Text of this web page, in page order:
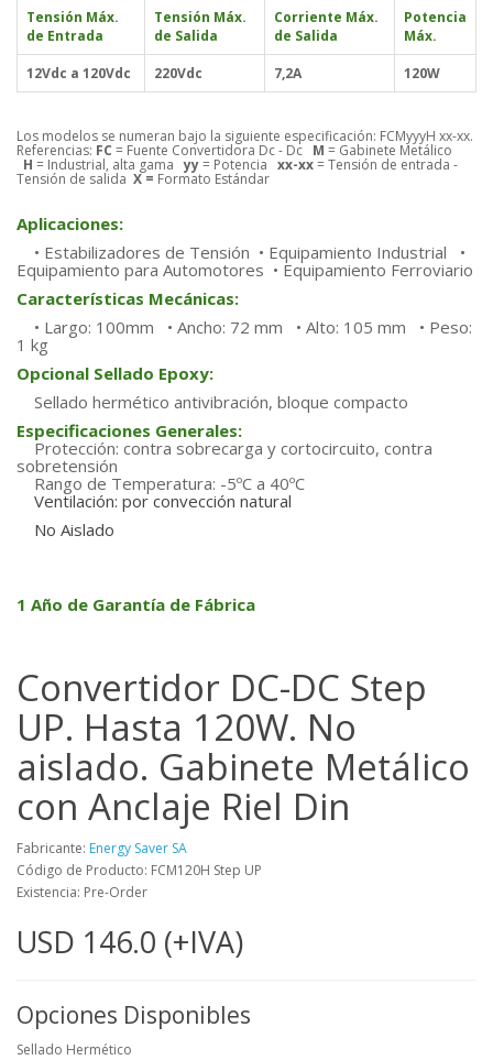
Tensión Máx.
de Entrada
Tensión Máx.
de Salida
Corriente Máx.
de Salida
Potencia
Máx.
12Vdc a 120Vdc
220Vdc 7,2A 120W
Los modelos se numeran bajo la siguiente especificación: FCMyyyH xx-xx.
Referencias: FC = Fuente Convertidora Dc - Dc M = Gabinete Metálico
H = Industrial, alta gamayy= Potencia xx-xx= Tensión de entrada -
Tensión de salida X = Formato Estándar
Aplicaciones:
• Estabilizadores de Tensión • Equipamiento Industrial •
Equipamiento para Automotores • Equipamiento Ferroviario
Características Mecánicas:
• Largo: 100mm • Ancho: 72 mm • Alto: 105 mm • Peso:
1 kg
Opcional Sellado Epoxy:
Sellado hermético antivibración, bloque compacto
Especificaciones Generales:
Protección: contra sobrecarga y cortocircuito, contra
sobretensión
Rango de Temperatura: -5ºC a 40ºC
Ventilación: por convección natural
No Aislado
1 Año de Garantía de Fábrica
Convertidor DC-DC Step
UP. Hasta 120W. No
aislado. Gabinete Metálico
con Anclaje Riel Din
Fabricante: Energy Saver SA
Código de Producto: FCM120H Step UP
Existencia: Pre-Order
USD 146.0 (+IVA)
Opciones Disponibles
Sellado Hermético